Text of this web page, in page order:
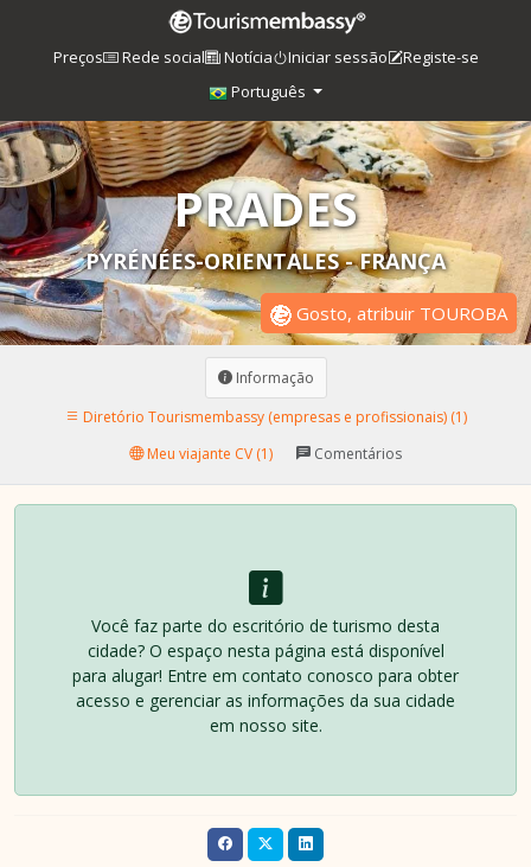
Preços Rede social Notícia Iniciar sessão
Registe-se
Português
PRADES
PYRÉNÉES-ORIENTALES - FRANÇA
Gosto, atribuir TOUROBA
Informação
Diretório Tourismembassy (empresas e profissionais) (1)
Meu viajante CV (1)
Comentários
Você faz parte do escritório de turismo desta
cidade? O espaço nesta página está disponível
para alugar! Entre em contato conosco para obter
acesso e gerenciar as informações da sua cidade
em nosso site.